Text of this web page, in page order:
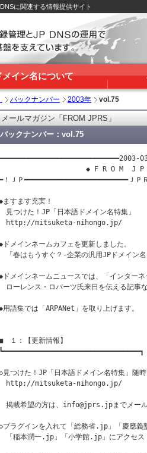
に関連する情報提供サイト
メイン名について
バックナンバー 2003年 vol.75
メールマガジン「FROM JPRS」
バックナンバー：vol.75
◆ F R O
！ＪＰ━━━━━━━━━━━━━━━━━━━━━━━━━ＪＰ
ますます充実！
見つけた！JP「日本語ドメイン名特集」
http://mitsuketa-nihongo.jp/
ドメインネームカフェを更新しました。
「春はもうすぐ？‐企業の汎用JPドメイ
ドメインネームニュースでは、「インターネ
ローレンス・ロバーツ氏来日を伝える記事
用語集では「ARPANet」を取り上げます。
　１：【更新情報】
┗━━━━━━━━━━━━━━━━━━━━━━━━━━━━━━━━━┓
見つけた！JP「日本語ドメイン名特集」随
http://mitsuketa-nihongo.jp/
掲載希望の方は、info@jprs.jpまでメール
プラグインを入れて「総務省.jp」「慶應義
「稲本潤一.jp」「小学館.jp」にアクセ